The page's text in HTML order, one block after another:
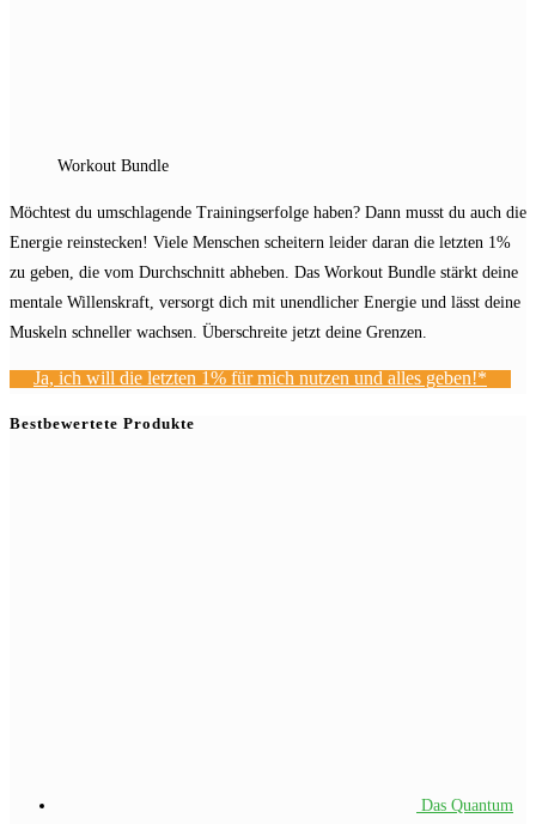
Workout Bundle
Möchtest du umschlagende Trainingserfolge haben? Dann musst du auch die
Energie reinstecken! Viele Menschen scheitern leider daran die letzten 1%
zu geben, die vom Durchschnitt abheben. Das Workout Bundle stärkt deine
mentale Willenskraft, versorgt dich mit unendlicher Energie und lässt deine
Muskeln schneller wachsen. Überschreite jetzt deine Grenzen.
Ja, ich will die letzten 1% für mich nutzen und alles geben!*
Bestbewertete Produkte
Das Quantum